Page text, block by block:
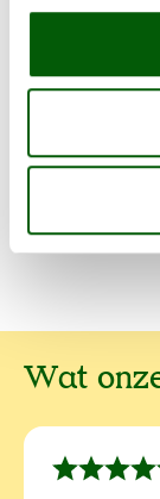
Voordelen
Wat